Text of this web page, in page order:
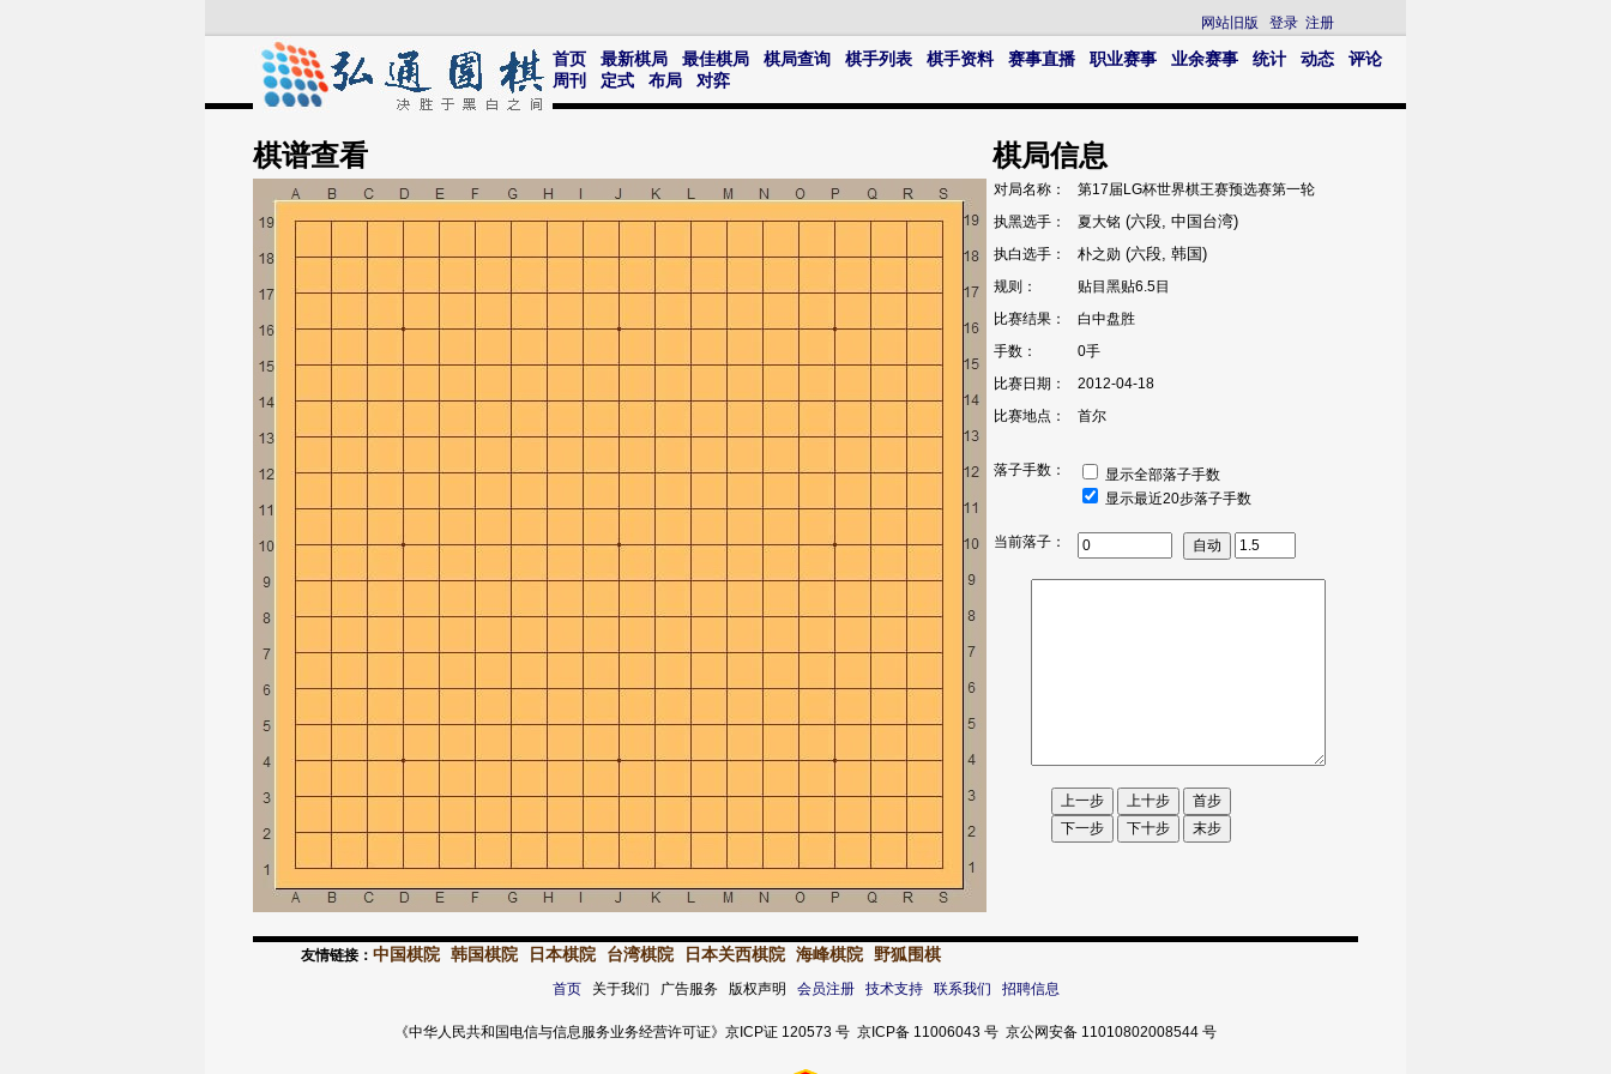
网站旧版 登录 注册
首页 最新棋局 最佳棋局 棋局查询 棋手列表 棋手资料 赛事直播 职业赛事 业余赛事 统计 动态
评论
周刊
定式 布局 对弈
棋谱查看 棋局信息
对局名称：
第17届LG杯世界棋王赛预选赛第一轮
执黑选手：
夏大铭 (六段, 中国台湾)
执白选手： 朴之勋 (六段, 韩国)
规则：
贴目黑贴6.5目
比赛结果：
白中盘胜
手数：
0手
比赛日期：
2012-04-18
比赛地点：
首尔
落子手数：
显示全部落子手数
显示最近20步落子手数
当前落子：
友情链接： 中国棋院 韩国棋院 日本棋院 台湾棋院 日本关西棋院 海峰棋院 野狐围棋
首页关于我们 广告服务 版权声明 会员注册 技术支持 联系我们 招聘信息
《中华人民共和国电信与信息服务业务经营许可证》京ICP证 120573 号 京ICP备 11006043 号 京公网安备 11010802008544 号